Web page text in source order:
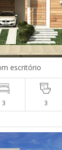
escritório
3 3